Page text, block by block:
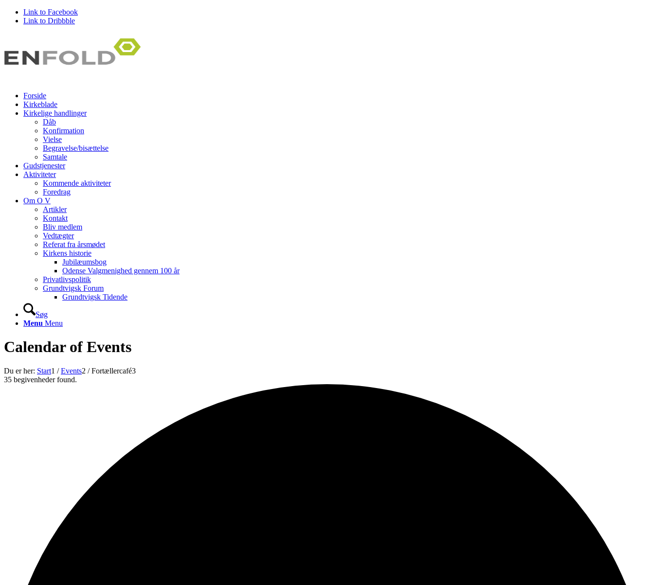
Link to Facebook
Link to Dribbble
Forside
Kirkeblade
Kirkelige handlinger
Dåb
Konfirmation
Vielse
Begravelse/bisættelse
Samtale
Gudstjenester
Aktiviteter
Kommende aktiviteter
Foredrag
Om O V
Artikler
Kontakt
Bliv medlem
Vedtægter
Referat fra årsmødet
Kirkens historie
Jubilæumsbog
Odense Valgmenighed gennem 100 år
Privatlivspolitik
Grundtvigsk Forum
Grundtvigsk Tidende
Søg
Menu Menu
Calendar of Events
Du er her: Start1 / Events2 / Fortællercafé3
35 begivenheder found.